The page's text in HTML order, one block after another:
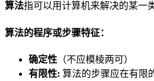
算法指可以用计算机来解决的某一
算法的程序或步骤特征：
确定性 （不应模棱两可）
有限性: 算法的步骤应在有限